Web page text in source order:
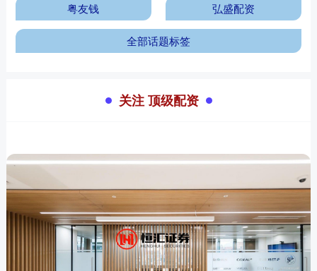
粤友钱 弘盛配资
全部话题标签
关注 顶级配资